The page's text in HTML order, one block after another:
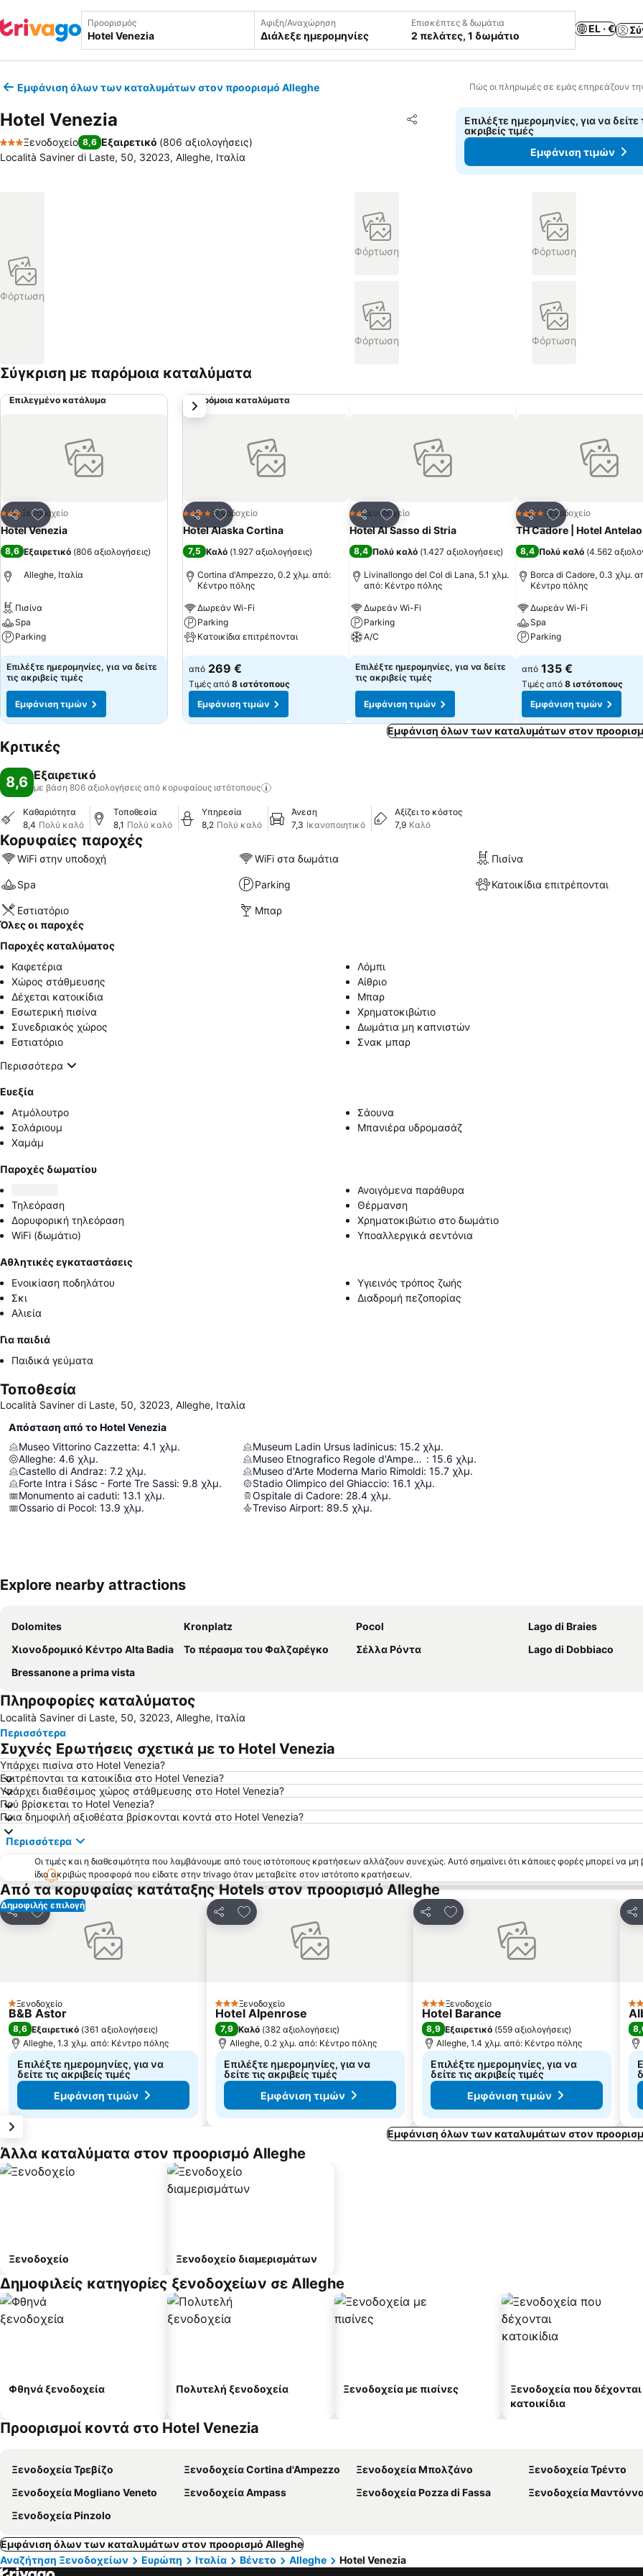
Προορισμός Άφιξη/Αναχώρηση
Διάλεξε ημερομηνίες
Επισκέπτες & δωμάτια
2 πελάτες, 1 δωμάτιο
EL · €
Εμφάνιση όλων των καταλυμάτων στον προορισμό Alleghe Πώς οι πληρωμές σε εμάς επηρεάζουν
Hotel Venezia Κοινοποίηση
Προσθήκη στα αγαπημένα
3 Αστέρια
Ξενοδοχείο 8,6 Εξαιρετικό (806 αξιολογήσεις)
Località Saviner di Laste, 50, 32023, Alleghe, Ιταλία
Επιλέξτε ημερομηνίες, για να δείτε
ακριβείς τιμές
Εμφάνιση τιμών
Φόρτωση
Φόρτωση Φόρτωση
Φόρτωση Φόρτωση
Σύγκριση με παρόμοια καταλύματα
Επιλεγμένο κατάλυμα
Κοινοποίηση
Προσθήκη στα αγαπημένα
3 ΑστέριαΞενοδοχείο
Hotel Venezia
8,6 Εξαιρετικό (806 αξιολογήσεις)
Alleghe, Ιταλία
Πισίνα
Spa
Parking
Εμφάνιση τιμών
Επιλέξτε ημερομηνίες, για να δείτε
τις ακριβείς τιμές
Εμφάνιση τιμών
Παρόμοια καταλύματα
Κοινοποίηση
Προσθήκη στα αγαπημένα
4 ΑστέριαΞενοδοχείο
Hotel Alaska Cortina
7,5 Καλό (1.927 αξιολογήσεις)
Cortina d'Ampezzo, 0.2 χλμ. από:
Κέντρο πόλης
Δωρεάν Wi-Fi
Parking
Κατοικίδια επιτρέπονται
Εμφάνιση τιμών
από 269 €
Τιμές από 8 ιστότοπους
Εμφάνιση τιμών
Κοινοποίηση
Προσθήκη στα αγαπημένα
2 Αστέρια
Ξενοδοχείο
Hotel Al Sasso di Stria
8,4 Πολύ καλό (1.427 αξιολογήσεις)
Livinallongo del Col di Lana, 5.1 χλμ.
από: Κέντρο πόλης
Δωρεάν Wi-Fi
Parking
A/C
Εμφάνιση τιμών
Επιλέξτε ημερομηνίες, για να δείτε
τις ακριβείς τιμές
Εμφάνιση τιμών
Κοινοποίηση
Προσθήκη στα
4 ΑστέριαΞενοδοχείο
TH Cadore | Hotel Antelao
8,4 Πολύ καλό (4.562
Borca di Cadore, 0.3 χλμ.
Κέντρο πόλης
Δωρεάν Wi-Fi
Spa
Parking
Εμφάνιση τιμών
από 135 €
Τιμές από 8 ιστότοπους
Εμφάνιση τιμών
επόμενο
Εμφάνιση όλων των καταλυμάτων στον
Κριτικές
8,6 Εξαιρετικό
με βάση 806 αξιολογήσεις από κορυφαίους ιστότοπους
Καθαριότητα
8,4 Πολύ καλό
Τοποθεσία
8,1 Πολύ καλό
Υπηρεσία
8,2 Πολύ καλό
Άνεση
7,3 Ικανοποιητικό
Αξίζει το κόστος
7,9 Καλό
Κορυφαίες παροχές
WiFi στην υποδοχή WiFi στα δωμάτια Πισίνα
Spa Parking Κατοικίδια επιτρέπονται
Εστιατόριο
Μπαρ
Όλες οι παροχές
Παροχές καταλύματος
Καφετέρια
Λόμπι
Χώρος στάθμευσης
Αίθριο
Δέχεται κατοικίδια
Μπαρ
Εσωτερική πισίνα
Χρηματοκιβώτιο
Συνεδριακός χώρος
Δωμάτια μη καπνιστών
Εστιατόριο
Σνακ μπαρ
Περισσότερα
Ευεξία
Ατμόλουτρο
Σάουνα
Σολάριουμ
Μπανιέρα υδρομασάζ
Χαμάμ
Παροχές δωματίου
Ανοιγόμενα παράθυρα
Τηλεόραση
Θέρμανση
Δορυφορική τηλεόραση
Χρηματοκιβώτιο στο δωμάτιο
WiFi (δωμάτιο)
Υποαλλεργικά σεντόνια
Αθλητικές εγκαταστάσεις
Ενοικίαση ποδηλάτου
Υγιεινός τρόπος ζωής
Σκι
Διαδρομή πεζοπορίας
Αλιεία
Για παιδιά
Παιδικά γεύματα
Τοποθεσία
Località Saviner di Laste, 50, 32023, Alleghe, Ιταλία
Απόσταση από το Hotel Venezia
Museo Vittorino Cazzetta: 4.1 χλμ.
Alleghe: 4.6 χλμ.
Castello di Andraz: 7.2 χλμ.
Forte Intra i Sásc - Forte Tre Sassi: 9.8 χλμ.
Monumento ai caduti: 13.1 χλμ.
Ossario di Pocol: 13.9 χλμ.
Museum Ladin Ursus ladinicus: 15.2 χλμ.
Museo Etnografico Regole d'Ampezzo : 15.6 χλμ.
Museo d'Arte Moderna Mario Rimoldi: 15.7 χλμ.
Stadio Olimpico del Ghiaccio: 16.1 χλμ.
Ospitale di Cadore: 28.4 χλμ.
Treviso Airport: 89.5 χλμ.
Explore nearby attractions
Dolomites Kronplatz Pocol
Lago di Braies
Χιονοδρομικό Κέντρο Alta Badia
Το πέρασμα του Φαλζαρέγκο Σέλλα Ρόντα
Lago di Dobbiaco
Bressanone a prima vista
Πληροφορίες καταλύματος
Località Saviner di Laste, 50, 32023, Alleghe, Ιταλία
Περισσότερα
Συχνές Ερωτήσεις σχετικά με το Hotel Venezia
Υπάρχει πισίνα στο Hotel Venezia?
Επιτρέπονται τα κατοικίδια στο Hotel Venezia?
Υπάρχει διαθέσιμος χώρος στάθμευσης στο Hotel Venezia?
Πού βρίσκεται το Hotel Venezia?
Ποια δημοφιλή αξιοθέατα βρίσκονται κοντά στο Hotel Venezia?
Περισσότερα
Οι τιμές και η διαθεσιμότητα που λαμβάνουμε από τους ιστότοπους κρατήσεων αλλάζουν συνεχώς. Αυτό σημαίνει ότι κάποιες φορές μπορεί να μη
ίδια ακριβώς προσφορά που είδατε στην trivago όταν μεταβείτε στον ιστότοπο κρατήσεων.
Από τα κορυφαίας κατάταξης Hotels στον προορισμό Alleghe
Δημοφιλής επιλογή
Κοινοποίηση
Προσθήκη στα αγαπημένα
1 Αστέρια
Ξενοδοχείο
B&B Astor
8,6 Εξαιρετικό (361 αξιολογήσεις)
Alleghe, 1.3 χλμ. από: Κέντρο πόλης
Επιλέξτε ημερομηνίες, για να
δείτε τις ακριβείς τιμές
Εμφάνιση τιμών
Κοινοποίηση
Προσθήκη στα αγαπημένα
3 ΑστέριαΞενοδοχείο
Hotel Alpenrose
7,9 Καλό (382 αξιολογήσεις)
Alleghe, 0.2 χλμ. από: Κέντρο πόλης
Επιλέξτε ημερομηνίες, για να
δείτε τις ακριβείς τιμές
Εμφάνιση τιμών
Κοινοποίηση
Προσθήκη στα αγαπημένα
3 ΑστέριαΞενοδοχείο
Hotel Barance
8,9 Εξαιρετικό (559 αξιολογήσεις)
Alleghe, 1.4 χλμ. από: Κέντρο πόλης
Επιλέξτε ημερομηνίες, για να
δείτε τις ακριβείς τιμές
Εμφάνιση τιμών
3
Εμφάνιση όλων των καταλυμάτων στον
Άλλα καταλύματα στον προορισμό Alleghe
Ξενοδοχείο Ξενοδοχείο διαμερισμάτων
Δημοφιλείς κατηγορίες ξενοδοχείων σε Alleghe
Φθηνά ξενοδοχεία Πολυτελή ξενοδοχεία Ξενοδοχεία με πισίνες
Ξενοδοχεία που δέχονται
κατοικίδια
Προορισμοί κοντά στο Hotel Venezia
Ξενοδοχεία Τρεβίζο Ξενοδοχεία Cortina d'Ampezzo Ξενοδοχεία Μπολζάνο
Ξενοδοχεία Τρέντο
Ξενοδοχεία Mogliano Veneto
Ξενοδοχεία Ampass Ξενοδοχεία Pozza di Fassa
Ξενοδοχεία Μαντόννα ντι
Ξενοδοχεία Pinzolo
Εμφάνιση όλων των καταλυμάτων στον προορισμό Alleghe
Αναζήτηση Ξενοδοχείων
Ευρώπη Ιταλία Βένετο Alleghe Hotel Venezia